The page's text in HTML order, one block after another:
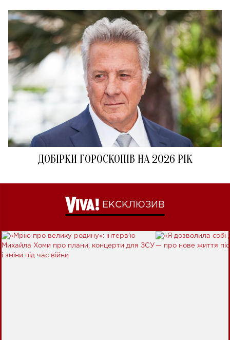
ДОБІРКИ ГОРОСКОПІВ НА 2026 РІК
ЕКСКЛЮЗИВ